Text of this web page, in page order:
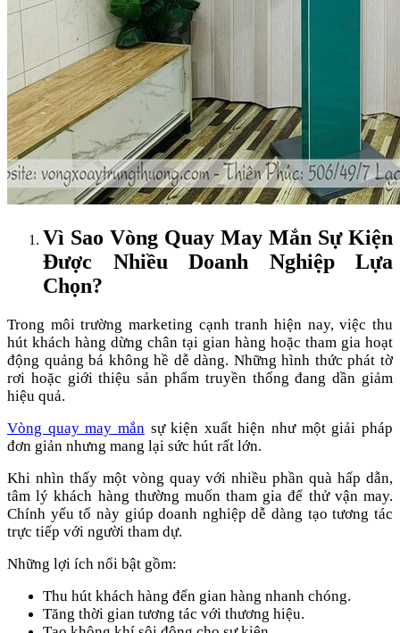
Vì Sao Vòng Quay May Mắn Sự Kiện
Được Nhiều Doanh Nghiệp Lựa
Chọn?
Trong môi trường marketing cạnh tranh hiện nay, việc thu
hút khách hàng dừng chân tại gian hàng hoặc tham gia hoạt
động quảng bá không hề dễ dàng. Những hình thức phát tờ
rơi hoặc giới thiệu sản phẩm truyền thống đang dần giảm
hiệu quả.
Vòng quay may mắnsự kiện xuất hiện như một giải pháp
đơn giản nhưng mang lại sức hút rất lớn.
Khi nhìn thấy một vòng quay với nhiều phần quà hấp dẫn,
tâm lý khách hàng thường muốn tham gia để thử vận may.
Chính yếu tố này giúp doanh nghiệp dễ dàng tạo tương tác
trực tiếp với người tham dự.
Những lợi ích nổi bật gồm:
Thu hút khách hàng đến gian hàng nhanh chóng.
Tăng thời gian tương tác với thương hiệu.